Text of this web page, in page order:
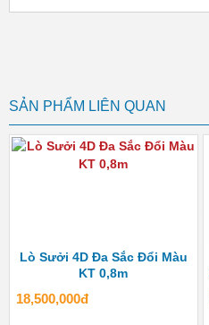
SẢN PHẨM LIÊN QUAN
Lò Sưởi 4D Đa Sắc Đổi Màu
KT 0,8m
18,500,000đ